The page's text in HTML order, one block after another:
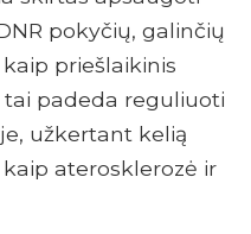
pokyčių, galinčių
priešlaikinis
tai padeda reguliuoti
užkertant kelią
aterosklerozė ir